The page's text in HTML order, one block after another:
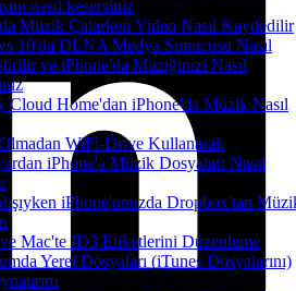
nasıl kesersiniz
Müzik Çalarken Video Nasıl Kaydedilir
10'da DLNA Medya Sunucusu Nasıl
ve iPhone'da Müziğinizi Nasıl
Cloud Home'dan iPhone'da Müzik Nasıl
WiFi-Drive Kullanarak
iPhone'a Müzik Dosyaları Nasıl
iPhone'unuzda Dropbox'tan
Mac'te ID3 Etiketlerini Düzenleme
Yerel Dosyaları (iTunes Dosyalarını)